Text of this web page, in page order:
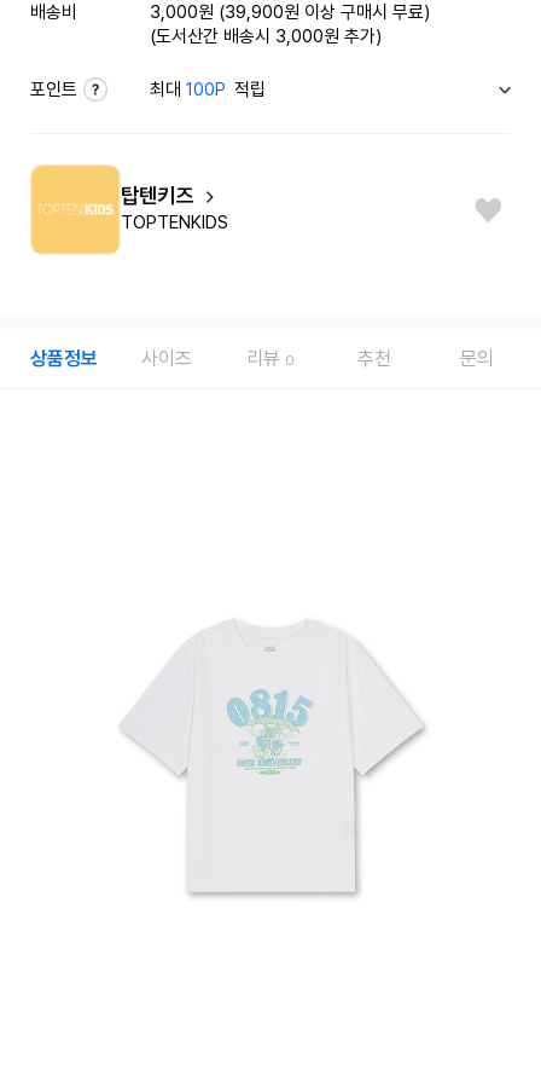
배송비
3,000원 (39,900원 이상 구매시 무료)
(도서산간 배송시 3,000원 추가)
포인트 최대100P 적립
탑텐키즈
TOPTENKIDS
상품정보 사이즈 리뷰 0 추천 문의